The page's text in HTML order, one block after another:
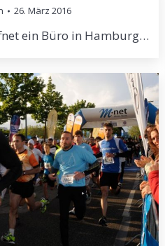
26. März 2016
ein Büro in Hamburg…